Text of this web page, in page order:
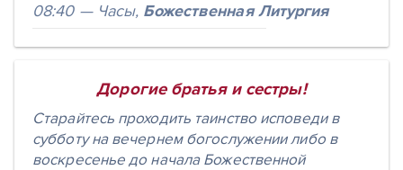
08:40
Часы, Божественная Литургия
Дорогие братья и сестры!
Старайтесь проходить таинство исповеди в
субботу на вечернем богослужении либо в
воскресенье до начала Божественной